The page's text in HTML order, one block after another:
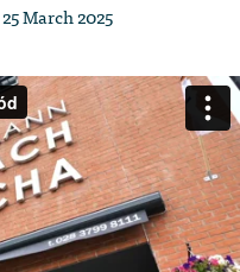
25 March 2025